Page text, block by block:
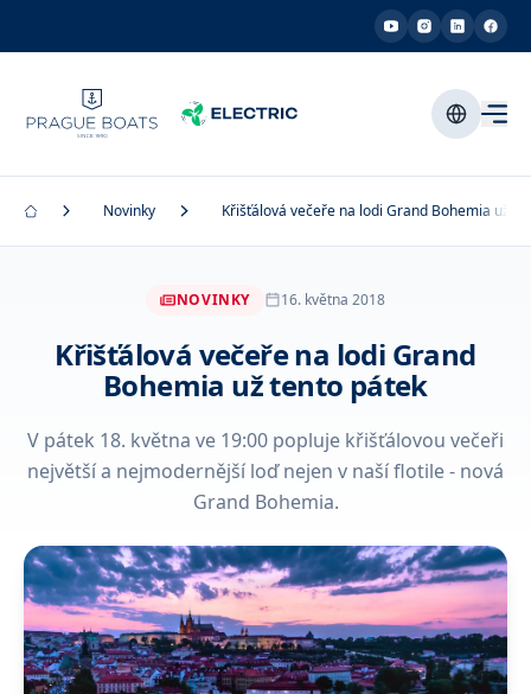
Novinky Křišťálová večeře na lodi Grand Bohemia už
NOVINKY 16. května 2018
Křišťálová večeře na lodi Grand
Bohemia už tento pátek
V pátek 18. května ve 19:00 popluje křišťálovou večeři
největší a nejmodernější loď nejen v naší flotile - nová
Grand Bohemia.